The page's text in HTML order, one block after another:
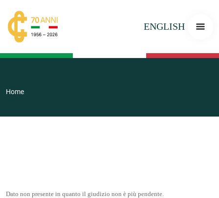
ENGLISH
Home
Dato non presente in quanto il giudizio non è più pendente.